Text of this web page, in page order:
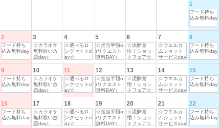
1
フード持ち
込み無料day
2
フード持ち
込み無料day
3
☆カラオケ
無料歌い放
題day♪
4
☆選べるロ
ングセットd
ay☆
5
☆担当半額o
rリクエスト
無料DAY♪
6
☆泥酔覚
悟！ショッ
トフェア☆
7
☆ウエルカ
ムショット
サービスday
8
フード持ち
込み無料day
9
フード持ち
込み無料day
10
☆カラオケ
無料歌い放
題day♪
11
☆選べるロ
ングセットd
ay☆
12
☆担当半額o
rリクエスト
無料DAY♪
13
☆泥酔覚
悟！ショッ
トフェア☆
14
☆ウエルカ
ムショット
サービスday
15
フード持ち
込み無料day
16
フード持ち
込み無料day
17
☆カラオケ
無料歌い放
題day♪
18
☆選べるロ
ングセットd
ay☆
19
☆担当半額o
rリクエスト
無料DAY♪
20
☆泥酔覚
悟！ショッ
トフェア☆
21
☆ウエルカ
ムショット
サービスday
22
フード持ち
込み無料day